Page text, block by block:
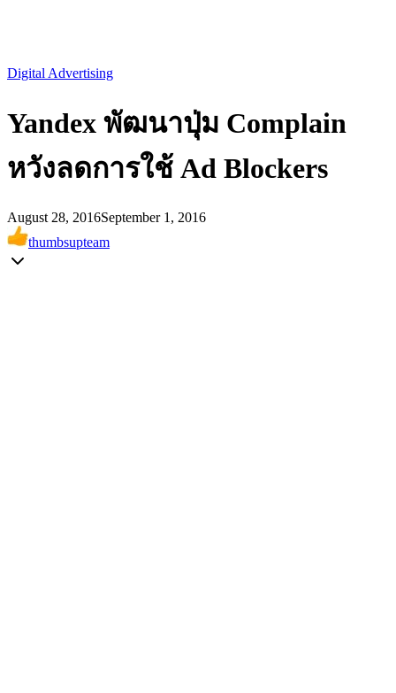
Digital Advertising
Yandex พัฒนาปุ่ม Complain
หวังลดการใช้ Ad Blockers
August 28, 2016September 1, 2016
thumbsupteam